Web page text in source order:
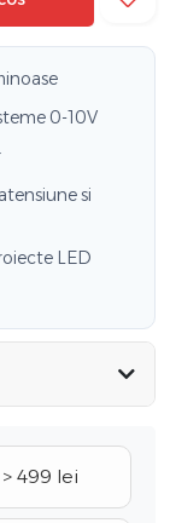
0-10V
si
LED
499 lei